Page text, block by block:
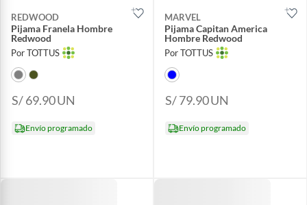
REDWOOD
Pijama Franela Hombre
Redwood
Por TOTTUS
S/ 69.90UN
Envío programado
MARVEL
Pijama Capitan America
Hombre Redwood
Por TOTTUS
S/ 79.90UN
Envío programado